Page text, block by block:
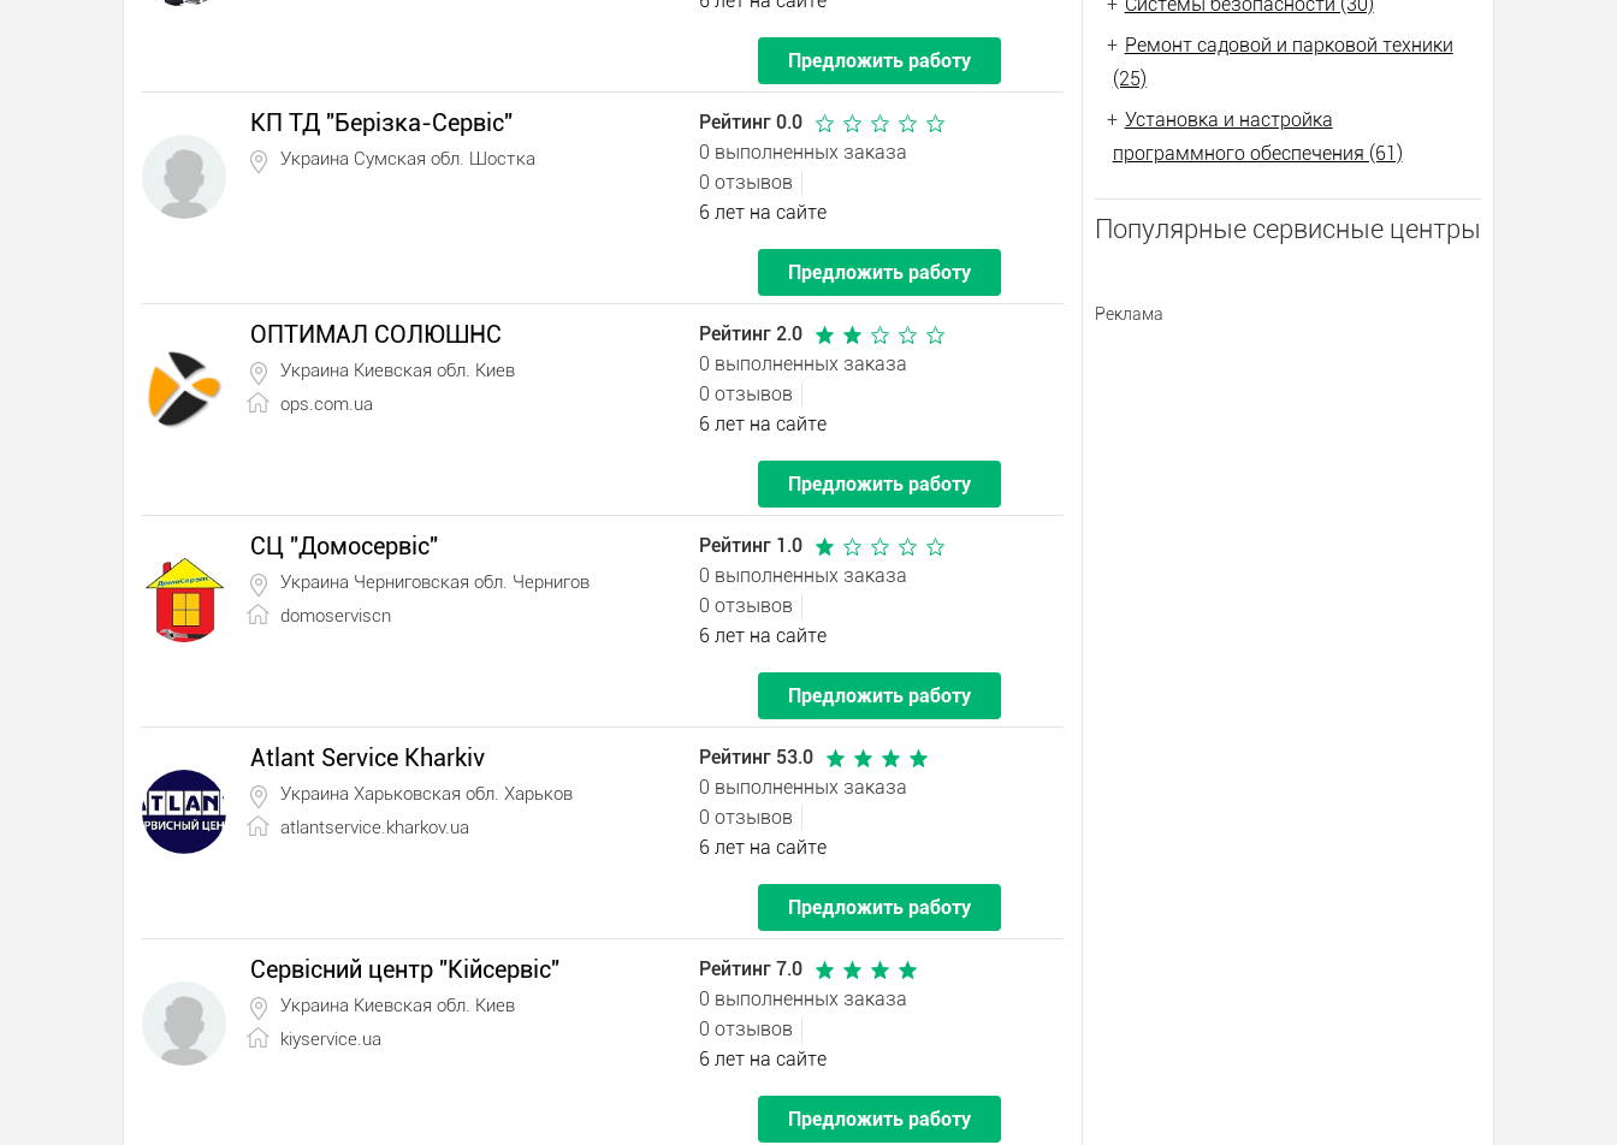
Предложить работу
КП ТД "Берізка-Сервіс"
Украина Сумская обл. Шостка
Рейтинг 0.0
0 выполненных заказа
0 отзывов
6 лет на сайте
Предложить работу
ОПТИМАЛ СОЛЮШНС
Украина Киевская обл. Киев
ops.com.ua
Рейтинг 2.0
0 выполненных заказа
0 отзывов
6 лет на сайте
Предложить работу
СЦ "Домосервіс"
Украина Черниговская обл. Чернигов
domoserviscn
Рейтинг 1.0
0 выполненных заказа
0 отзывов
6 лет на сайте
Предложить работу
Atlant Service Kharkiv
Украина Харьковская обл. Харьков
atlantservice.kharkov.ua
Рейтинг 53.0
0 выполненных заказа
0 отзывов
6 лет на сайте
Предложить работу
Сервісний центр "Кійсервіс"
Украина Киевская обл. Киев
kiyservice.ua
Рейтинг 7.0
0 выполненных заказа
0 отзывов
6 лет на сайте
Предложить работу
+ Ремонт садовой и парковой техники
(25)
+ Установка и настройка
программного обеспечения (61)
Популярные сервисные центры
Реклама